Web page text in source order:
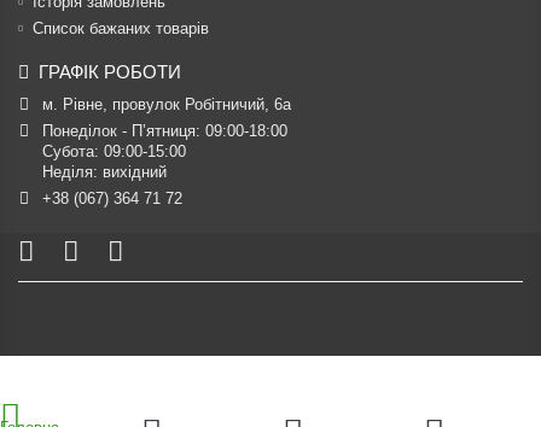
Список бажаних товарів
ГРАФІК РОБОТИ
м. Рівне, провулок Робітничий, 6а
Понеділок - П’ятниця: 09:00-18:00
Субота: 09:00-15:00
Неділя: вихідний
+38 (067) 364 71 72